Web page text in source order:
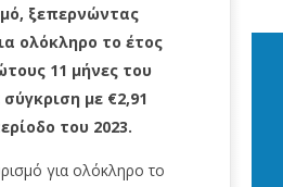
ξεπερνώντας
ολόκληρο το έτος
11 μήνες του
με €2,91
του 2023.
για ολόκληρο το